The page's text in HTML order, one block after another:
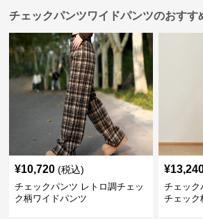
チェックパンツワイドパンツのおすす
¥10,720 (税込)
チェックパンツ レトロ調チェッ
ク柄ワイドパンツ
¥
チェック
チェック